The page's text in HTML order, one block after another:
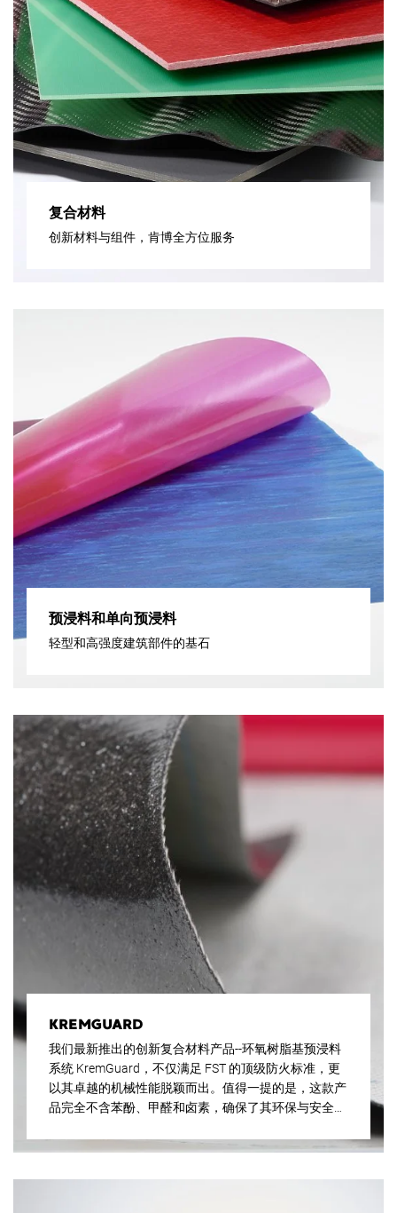
复合材料
创新材料与组件，肯博全方位服务
预浸料和单向预浸料
轻型和高强度建筑部件的基石
KREMGUARD
我们最新推出的创新复合材料产品--环氧树脂基预浸料
系统 KremGuard，不仅满足 FST 的顶级防火标准，更
以其卓越的机械性能脱颖而出。值得一提的是，这款产
品完全不含苯酚、甲醛和卤素，确保了其环保与安全